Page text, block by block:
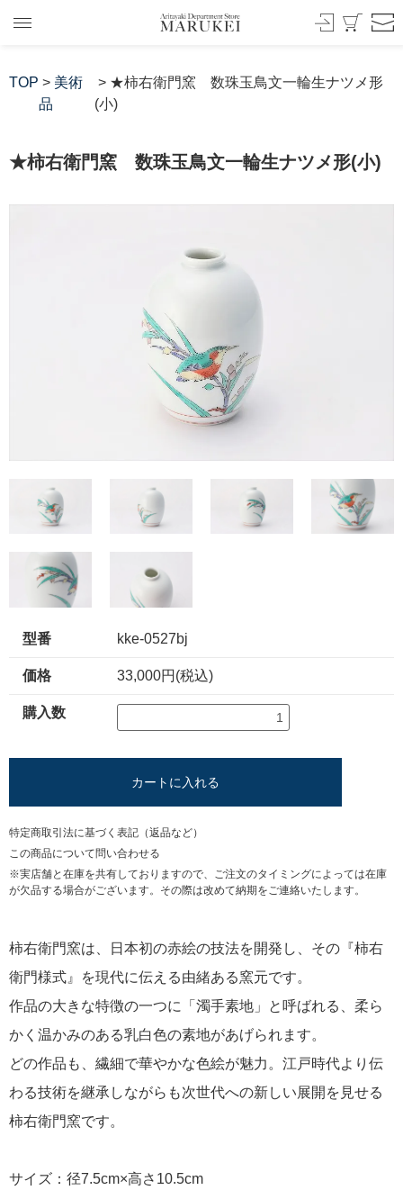
TOP > 美術
品
> ★柿右衛門窯 数珠玉鳥文一輪生ナツメ形
(小)
★柿右衛門窯 数珠玉鳥文一輪生ナツメ形(小)
型番 kke-0527bj
価格 33,000円(税込)
購入数
カートに入れる
特定商取引法に基づく表記（返品など）
この商品について問い合わせる
※実店舗と在庫を共有しておりますので、ご注文のタイミングによっては在庫
が欠品する場合がございます。その際は改めて納期をご連絡いたします。
柿右衛門窯は、日本初の赤絵の技法を開発し、その『柿右
衛門様式』を現代に伝える由緒ある窯元です。
作品の大きな特徴の一つに「濁手素地」と呼ばれる、柔ら
かく温かみのある乳白色の素地があげられます。
どの作品も、繊細で華やかな色絵が魅力。江戸時代より伝
わる技術を継承しながらも次世代への新しい展開を見せる
柿右衛門窯です。
サイズ：径7.5cm×高さ10.5cm